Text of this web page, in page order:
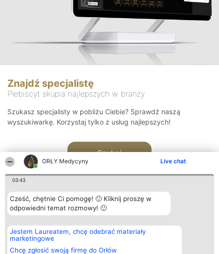
ORŁY Medycyny Live chat
03:43
Cześć, chętnie Ci pomogę! 🙂 Kliknij proszę w
odpowiedni temat rozmowy! 🙂
Jestem Laureatem, chcę odebrać materiały
marketingowe
Chcę zgłosić swoją firmę do Orłów
Znajdź specjalistę
Plebiscyt skupia najlepszych w branży
Szukasz specjalisty w pobliżu Ciebie? Sprawdź naszą
wyszukiwarkę. Korzystaj tylko z usług najlepszych!
Szukaj
Organizator plebiscytu
Bright Side Solutions sp. z o.
o. sp. k.
ul. Ruska 22
Plebiscyt
Laureaci
wszystkich
Kontakt
Kontakt